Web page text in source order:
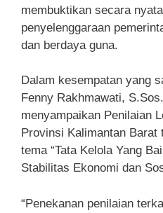
membuktikan secara
penyelenggaraan
dan berdaya guna.
Dalam kesempatan yang
Fenny Rakhmawati,
menyampaikan Penilaian
Provinsi Kalimantan Barat
tema “Tata Kelola Yang
Stabilitas Ekonomi dan
“Penekanan penilaian